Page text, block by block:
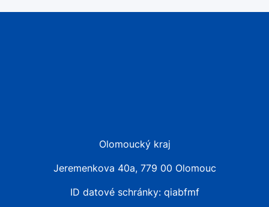
Olomoucký kraj
Jeremenkova 40a, 779 00 Olomouc
ID datové schránky: qiabfmf